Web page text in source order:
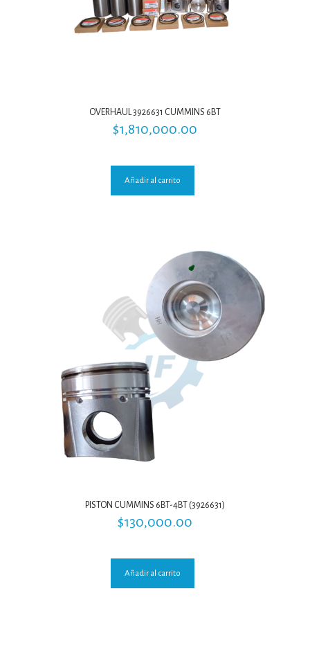
OVERHAUL 3926631 CUMMINS 6BT
$1,810,000.00
Añadir al carrito
PISTON CUMMINS 6BT-4BT (3926631)
$130,000.00
Añadir al carrito